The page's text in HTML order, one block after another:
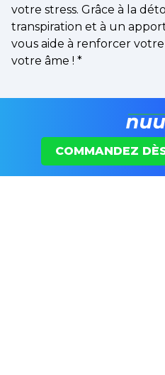
votre stress. Grâce à la
transpiration et à un
vous aide à renforcer
votre âme ! *
COMMANDEZ